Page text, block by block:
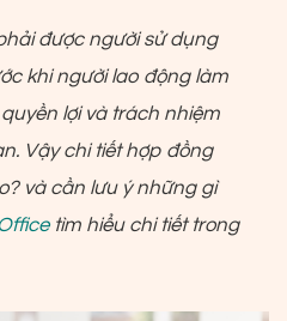
được người sử dụng
khi người lao động làm
lợi và trách nhiệm
Vậy chi tiết hợp đồng
và cần lưu ý những gì
tìm hiểu chi tiết trong